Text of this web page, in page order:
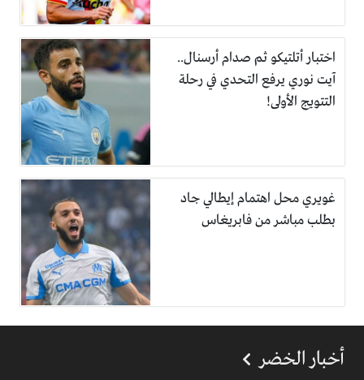
اختبار أتلتيكو ثم صدام أرسنال..
آيت نوري يرفع التحدي في رحلة
التتويج الأولى!
غويري محل اهتمام إيطالي جاد
بطلب مباشر من فابريغاس
أخبار الخضر